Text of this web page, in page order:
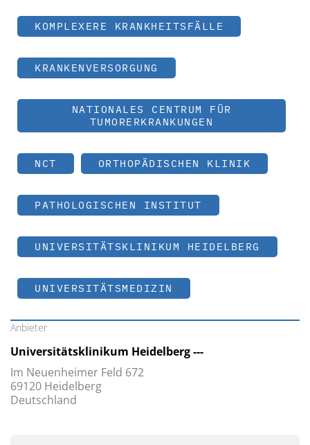
KOMPLEXERE KRANKHEITSFÄLLE
KRANKENVERSORGUNG
NATIONALES CENTRUM FÜR
TUMORERKRANKUNGEN
NCT ORTHOPÄDISCHEN KLINIK
PATHOLOGISCHEN INSTITUT
UNIVERSITÄTSKLINIKUM HEIDELBERG
UNIVERSITÄTSMEDIZIN
Anbieter
Universitätsklinikum Heidelberg ---
Im Neuenheimer Feld 672
69120 Heidelberg
Deutschland